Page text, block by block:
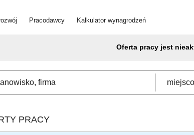
Pracodawcy Kalkulator wynagrodzeń
Oferta pracy jest
PRACY